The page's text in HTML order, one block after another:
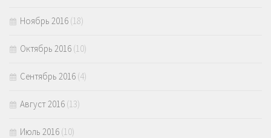
Ноябрь 2016 (18)
Октябрь 2016 (10)
Сентябрь 2016 (4)
Август 2016 (13)
Июль 2016 (10)